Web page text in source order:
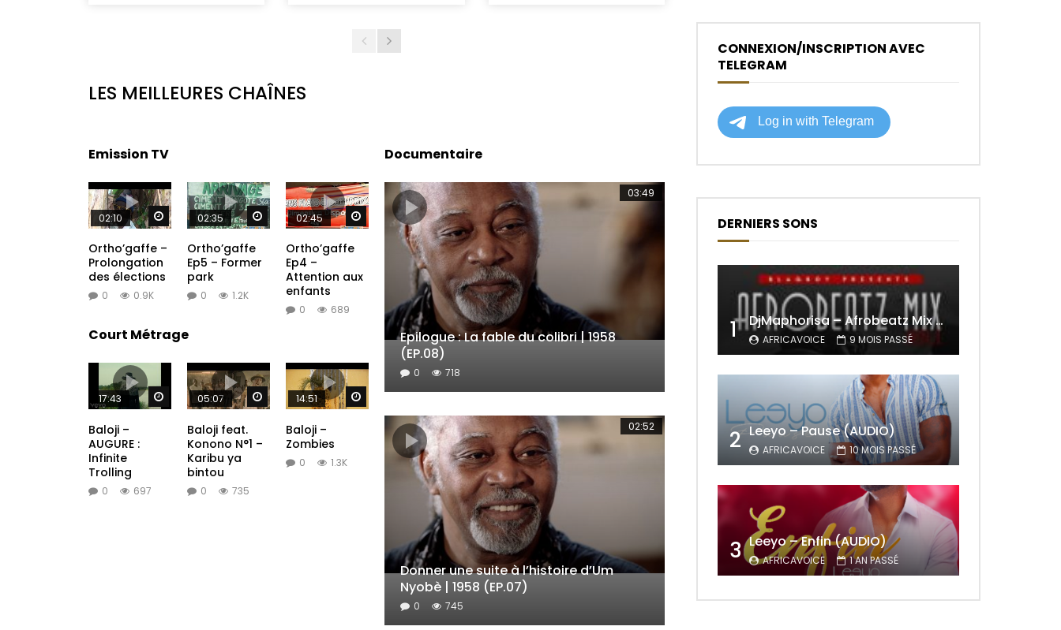
LES MEILLEURES CHAÎNES
Emission TV
Regarder Plus Tard
02:10
Ortho’gaffe –
Prolongation
des élections
0 0.9K
Regarder Plus Tard
02:35
Ortho’gaffe
Ep5 – Former
park
0 1.2K
Regarder Plus Tard
02:45
Ortho’gaffe
Ep4 –
Attention aux
enfants
0 689
Court Métrage
Regarder Plus Tard
17:43
Baloji –
AUGURE :
Infinite
Trolling
0 697
Regarder Plus Tard
05:07
Baloji feat.
Konono N°1 –
Karibu ya
bintou
0 735
Regarder Plus Tard
14:51
Baloji –
Zombies
0 1.3K
Documentaire
03:49
Epilogue : La fable du colibri | 1958
(EP.08)
0 718
02:52
Donner une suite à l’histoire d’Um
Nyobè | 1958 (EP.07)
0 745
CONNEXION/INSCRIPTION AVEC
TELEGRAM
DERNIERS SONS
1 DjMaphorisa – Afrobeatz Mix Vol1 (AUDIO)
AFRICAVOICE 9 MOIS PASSÉ
2 Leeyo – Pause (AUDIO)
AFRICAVOICE 10 MOIS PASSÉ
3 Leeyo – Enfin (AUDIO)
AFRICAVOICE 1 AN PASSÉ